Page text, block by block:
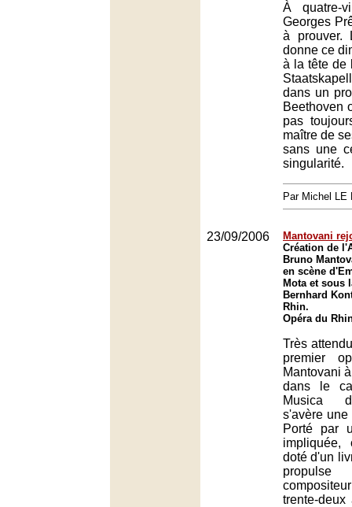
À quatre-
Georges
à prouver.
donne ce
à la tête de
dans un
Beethoven
pas
maître de
sans une
singularité.
Par Michel LE
23/09/2006
Mantovani
Création de
Bruno
en scène
Mota et sous
Bernhard
Rhin.
Opéra du
Très
premier
Mantovani
dans le
Musica
s'avère une
Porté par
impliquée,
doté d'un
trente-